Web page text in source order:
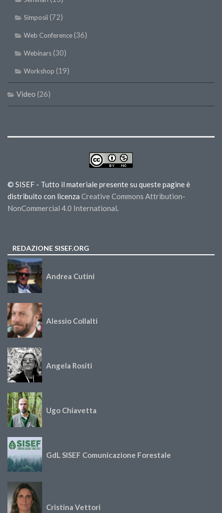
Simposii(72)
Web Conference(36)
Webinars(30)
Workshop (19)
Video (26)
© SISEF - Tutto il materiale presente su queste pagine è
distribuito con licenza Creative Commons Attribution-
NonCommercial 4.0 International.
REDAZIONE SISEF.ORG
Andrea Cutini
Alessio Collalti
Angela Rositi
Ugo Chiavetta
GdL SISEF Comunicazione Forestale
Cristina Vettori